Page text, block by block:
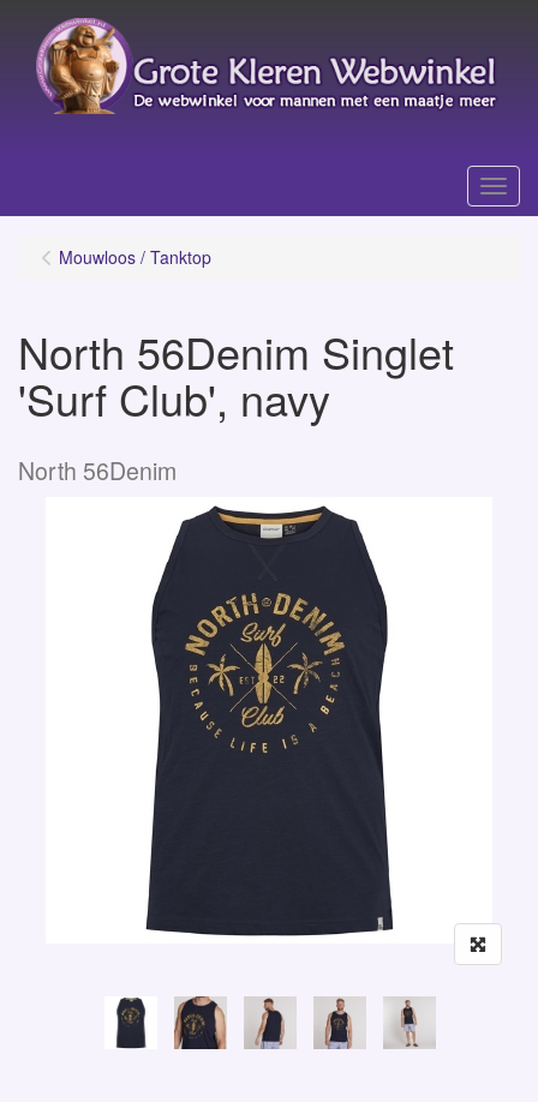
Menu
Mouwloos / Tanktop
North 56Denim Singlet
'Surf Club', navy
North 56Denim